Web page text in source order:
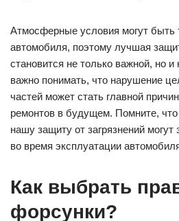
Атмосферные условия могут
автомобиля, поэтому лучшая
становится не только важной, но
важно понимать, что нарушение
частей может стать главной
ремонтов в будущем. Помните,
нашу защиту от загрязнений могут
во время эксплуатации
Как выбрать
форсунки?